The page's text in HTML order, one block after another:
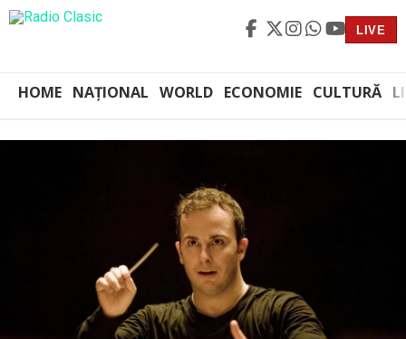
LIVE
HOME NAȚIONAL WORLD ECONOMIE CULTURĂ